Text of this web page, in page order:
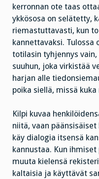
kerronnan ote taas
ykkösosa on selätetty,
riemastuttavasti, kun
kannettavaksi. Tulossa
totilasin tyhjennys
suuhun, joka virkistää
harjan alle
poika siellä, missä kuka
Kilpi kuvaa
niitä, vaan
käy dialogia itsensä
kannustaa. Kun
muuta kielensä
kaltaisia ja käyttävät